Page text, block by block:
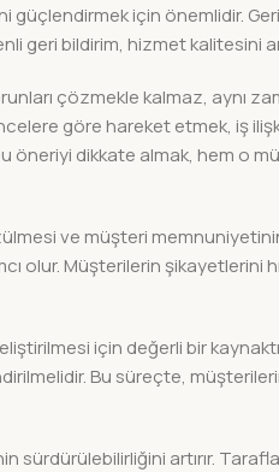
güçlendirmek için önemlidir.
geri bildirim, hizmet kalitesini
çözmekle kalmaz, aynı
göre hareket etmek, iş
öneriyi dikkate almak, hem o
ve müşteri
olur. Müşterilerin
için değerli bir
Bu süreçte,
sürdürülebilirliğini artırır.